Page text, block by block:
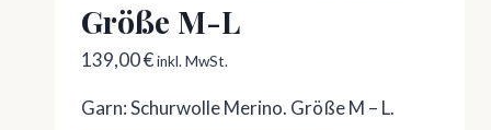
Größe M-L
139,00€ inkl. MwSt.
Garn: Schurwolle Merino. Größe M – L.